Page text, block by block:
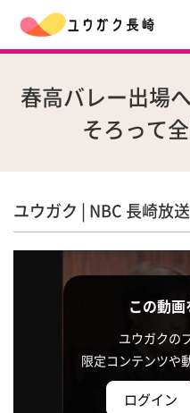
春高バレー出場
そろって
ユウガク | NBC 長崎放送
この動
ユウガクの
限定コンテンツや
ログイン